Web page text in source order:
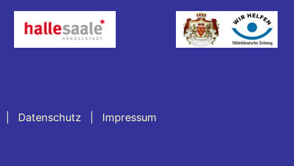
Datenschutz Impressum